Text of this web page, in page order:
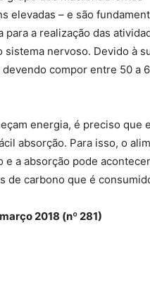
elevadas – e são
a realização das
sistema nervoso. Devido à
compor entre 50 a
energia, é preciso que
absorção. Para isso, o
a absorção pode
de carbono que é
2018 (nº 281)